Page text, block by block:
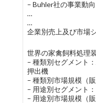
– Buhler社の事業動向
…
…
企業別売上及び市場
世界の家禽飼料処理
– 種類別セグメント
押出機
– 種類別市場規模（
– 用途別セグメント
– 用途別市場規模（